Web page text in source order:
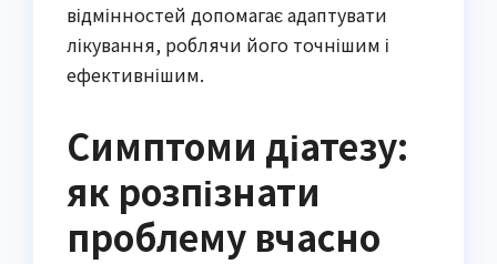
відмінностей допомагає адаптувати
лікування, роблячи його точнішим і
ефективнішим.
Симптоми діатезу:
як розпізнати
проблему вчасно